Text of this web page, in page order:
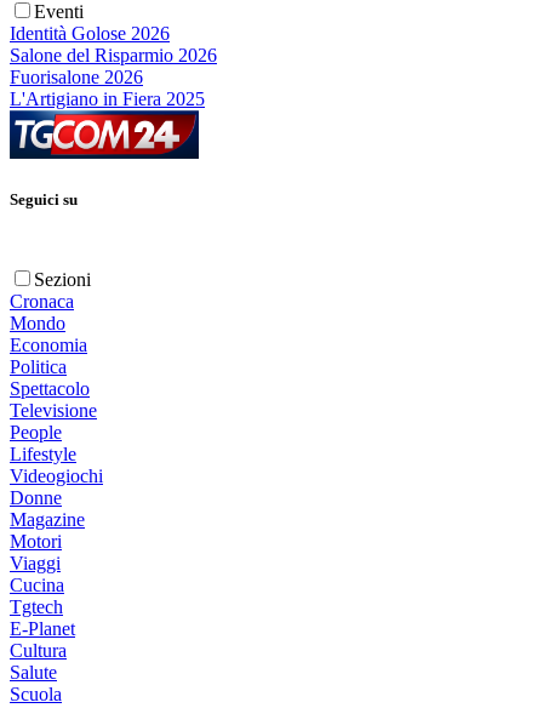
Eventi
Identità Golose 2026
Salone del Risparmio 2026
Fuorisalone 2026
L'Artigiano in Fiera 2025
Seguici su
Sezioni
Cronaca
Mondo
Economia
Politica
Spettacolo
Televisione
People
Lifestyle
Videogiochi
Donne
Magazine
Motori
Viaggi
Cucina
Tgtech
E-Planet
Cultura
Salute
Scuola